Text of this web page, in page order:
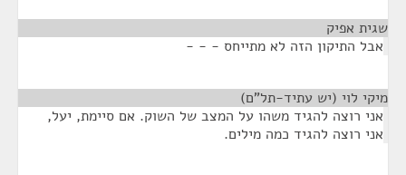
שגית אפיק
אבל התיקון הזה לא מתייחס - - -
מיקי לוי (יש עתיד-תל"ם)
אני רוצה להגיד משהו על המצב של השוק. אם סיימת, יעל,
אני רוצה להגיד כמה מילים.